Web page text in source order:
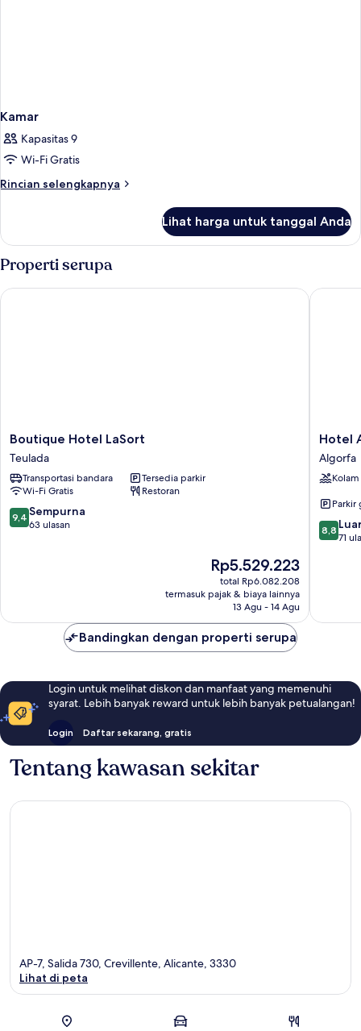
Kamar
Kapasitas 9
Wi-Fi Gratis
Rincian selengkapnya
Rincian
Kamar
Lihat harga untuk tanggal Anda
Properti serupa
Boutique
Hotel
LaSort
Teulada
Boutique Hotel LaSort
Teulada
Transportasi bandara
Tersedia parkir
Wi-Fi Gratis
Restoran
9.4
dari
9,4 Sempurna
63 ulasan
Harga
sekarang
Rp5.529.223
Rp5.529.223
total Rp6.082.208
termasuk pajak & biaya lainnya
13 Agu - 14 Agu
Boutique Hotel LaSort
Hotel
Algorfa
Algorfa
Hotel
Algorfa
Parkir
8.8
dari
8,8
71
Hotel
Bandingkan dengan properti serupa
Login untuk melihat diskon dan manfaat yang memenuhi
syarat. Lebih banyak reward untuk lebih banyak petualangan!
Login Daftar sekarang, gratis
Tentang kawasan sekitar
Peta
AP-7, Salida 730, Crevillente, Alicante, 3330
Lihat di peta